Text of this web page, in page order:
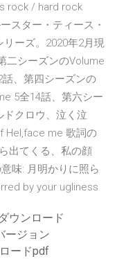
rock / hard rock
スター・ティース・
リーズ。2020年2月現
二シーズンのVolume
、第四シーズンの
5全14話、第六シー
ドクロウ、泣く泣
Hel,face me 歌詞の
出てくる、私の顔
味: 月明かりに照ら
by your ugliness
ウンロード
ージョン
ードpdf